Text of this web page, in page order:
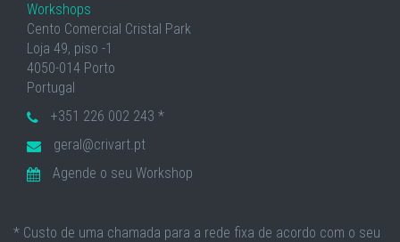
Workshops
Cento Comercial Cristal Park
Loja 49, piso -1
4050-014 Porto
Portugal
+351 226 002 243 *
geral@crivart.pt
Agende o seu Workshop
* Custo de uma chamada para a rede fixa de acordo com o seu